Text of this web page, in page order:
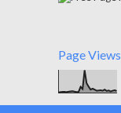
Page Views